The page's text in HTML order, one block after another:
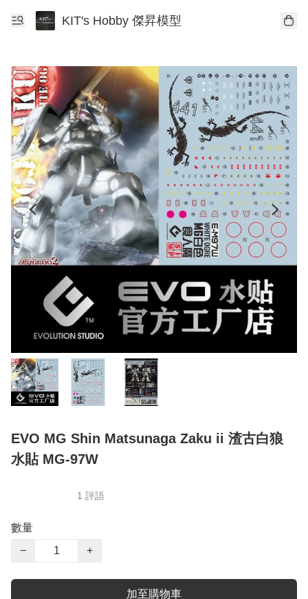
KIT's Hobby 傑昇模型
EVO MG Shin Matsunaga Zaku ii 渣古白狼
水貼 MG-97W
1 評語
數量
−
+
加至購物車